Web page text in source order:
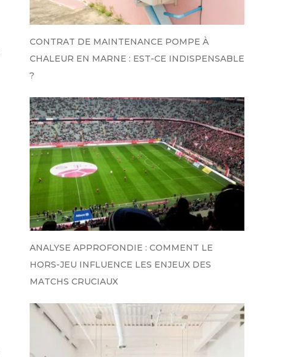
CONTRAT DE MAINTENANCE POMPE À
CHALEUR EN MARNE : EST-CE INDISPENSABLE
?
ANALYSE APPROFONDIE : COMMENT LE
HORS-JEU INFLUENCE LES ENJEUX DES
MATCHS CRUCIAUX